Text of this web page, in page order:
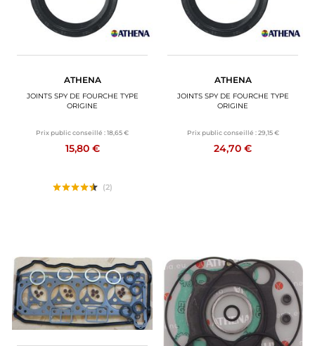
ATHENA
JOINTS SPY DE FOURCHE TYPE
ORIGINE
Prix public conseillé :18,65 €
15,80 €
(2)
ATHENA
JOINTS SPY DE FOURCHE TYPE
ORIGINE
Prix public conseillé : 29,15 €
24,70 €